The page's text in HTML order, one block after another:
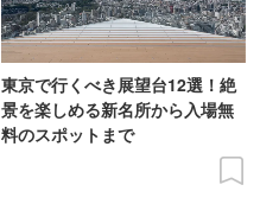
東京で行くべき展望台12選！絶
景を楽しめる新名所から入場無
料のスポットまで